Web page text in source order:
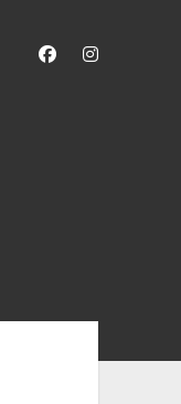
facebookinstagram